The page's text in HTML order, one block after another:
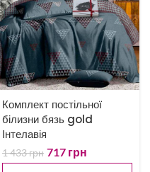
Комплект постільної
білизни бязь gold
Інтелавія
1 433грн 717 грн